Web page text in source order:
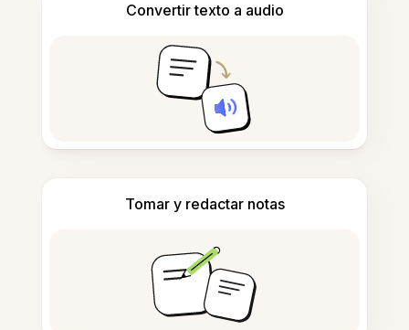
Convertir texto a audio
Tomar y redactar notas